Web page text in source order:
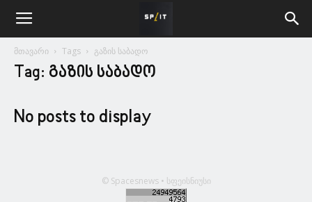
მთავარი Tags გაზის საბადო
Tag: გაზის საბადო
No posts to display
© Spacesnews • სფეისნიუსი